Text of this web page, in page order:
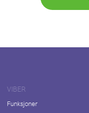
VIBER
Funksjoner